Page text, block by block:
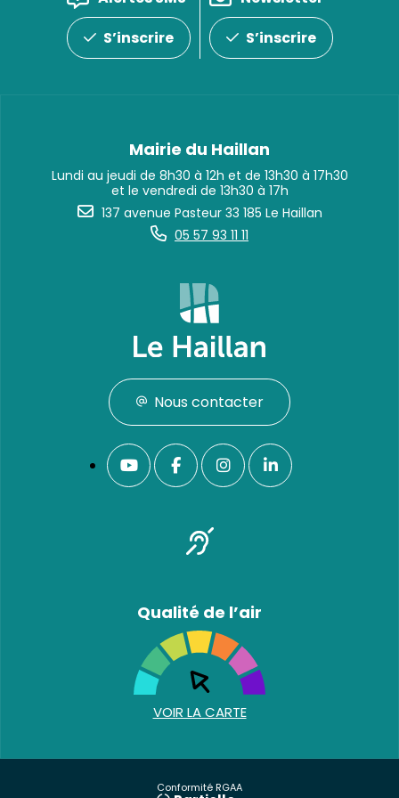
S’inscrire
S’inscrire
Mairie du Haillan
Lundi au jeudi de 8h30 à 12h et de 13h30 à 17h30
et le vendredi de 13h30 à 17h
137 avenue Pasteur 33 185 Le Haillan
05 57 93 11 11
Nous contacter
Qualité de l’air
VOIR LA CARTE
Conformité RGAA